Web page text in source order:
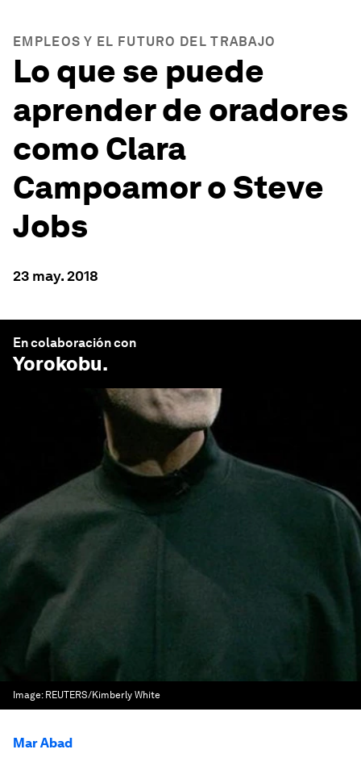
EMPLEOS Y EL FUTURO DEL TRABAJO
Lo que se puede
aprender de oradores
como Clara
Campoamor o Steve
Jobs
23 may. 2018
En colaboración con
Yorokobu.
Image: REUTERS/Kimberly White
Mar Abad